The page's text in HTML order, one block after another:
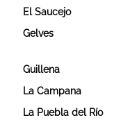
El Saucejo
Gelves
Guillena
La Campana
La Puebla del Río